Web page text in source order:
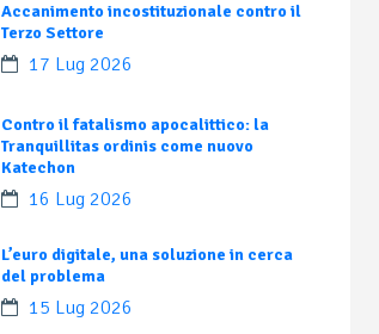
Accanimento incostituzionale contro il
Terzo Settore
17 Lug 2026
Contro il fatalismo apocalittico: la
Tranquillitas ordinis come nuovo
Katechon
16 Lug 2026
L’euro digitale, una soluzione in cerca
del problema
15 Lug 2026